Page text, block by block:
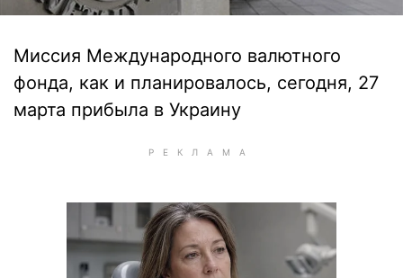
Миссия Международного валютного
фонда, как и планировалось, сегодня, 27
марта прибыла в Украину